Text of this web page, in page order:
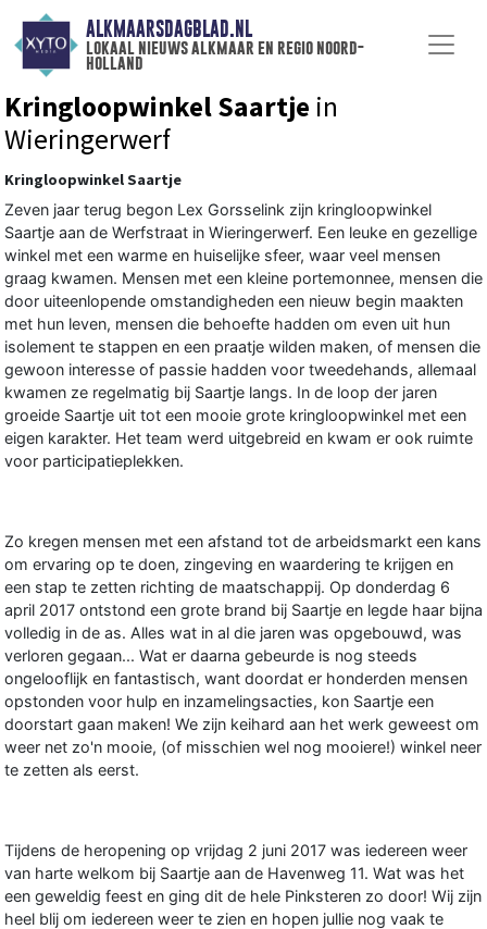
ALKMAARSDAGBLAD.NL
lokaal nieuws alkmaar en regio noord-
holland
Kringloopwinkel Saartje in
Wieringerwerf
Kringloopwinkel Saartje
Zeven jaar terug begon Lex Gorsselink zijn kringloopwinkel
Saartje aan de Werfstraat in Wieringerwerf. Een leuke en gezellige
winkel met een warme en huiselijke sfeer, waar veel mensen
graag kwamen. Mensen met een kleine portemonnee, mensen die
door uiteenlopende omstandigheden een nieuw begin maakten
met hun leven, mensen die behoefte hadden om even uit hun
isolement te stappen en een praatje wilden maken, of mensen die
gewoon interesse of passie hadden voor tweedehands, allemaal
kwamen ze regelmatig bij Saartje langs. In de loop der jaren
groeide Saartje uit tot een mooie grote kringloopwinkel met een
eigen karakter. Het team werd uitgebreid en kwam er ook ruimte
voor participatieplekken.
Zo kregen mensen met een afstand tot de arbeidsmarkt een kans
om ervaring op te doen, zingeving en waardering te krijgen en
een stap te zetten richting de maatschappij. Op donderdag 6
april 2017 ontstond een grote brand bij Saartje en legde haar bijna
volledig in de as. Alles wat in al die jaren was opgebouwd, was
verloren gegaan... Wat er daarna gebeurde is nog steeds
ongelooflijk en fantastisch, want doordat er honderden mensen
opstonden voor hulp en inzamelingsacties, kon Saartje een
doorstart gaan maken! We zijn keihard aan het werk geweest om
weer net zo'n mooie, (of misschien wel nog mooiere!) winkel neer
te zetten als eerst.
Tijdens de heropening op vrijdag 2 juni 2017 was iedereen weer
van harte welkom bij Saartje aan de Havenweg 11. Wat was het
een geweldig feest en ging dit de hele Pinksteren zo door! Wij zijn
heel blij om iedereen weer te zien en hopen jullie nog vaak te